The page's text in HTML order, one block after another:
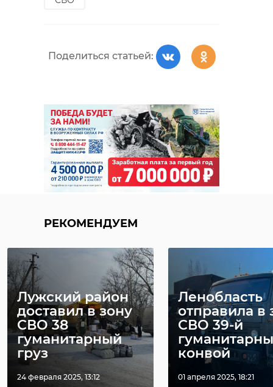
Поделиться статьей:
РЕКОМЕНДУЕМ
Лужский район
доставил в зону
СВО 38
гуманитарный
груз
24 февраля 2025, 13:12
Ленобласть
отправила в
СВО 39-й
конвой
01 апреля 2025, 18:21